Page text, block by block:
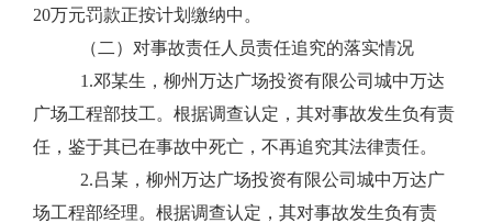
20万元罚款正按计划缴纳中。
（二）对事故责任人员责任追究的落实情况
1.邓某生，柳州万达广场投资有限公司城中万达
广场工程部技工。根据调查认定，其对事故发生负有责
任，鉴于其已在事故中死亡，不再追究其法律责任。
2.吕某，柳州万达广场投资有限公司城中万达广
场工程部经理。根据调查认定，其对事故发生负有责